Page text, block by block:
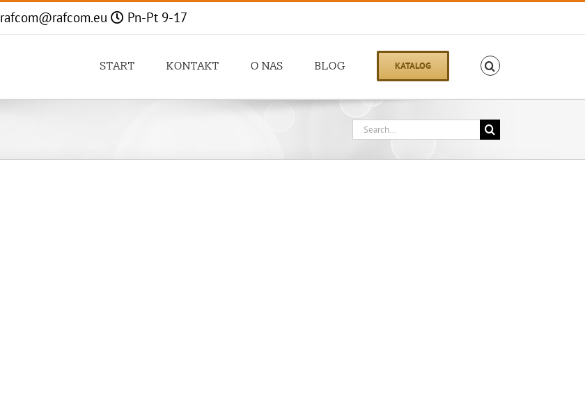
rafcom@rafcom.eu Pn-Pt 9-17
START KONTAKT O NAS BLOG KATALOG
Search
for: